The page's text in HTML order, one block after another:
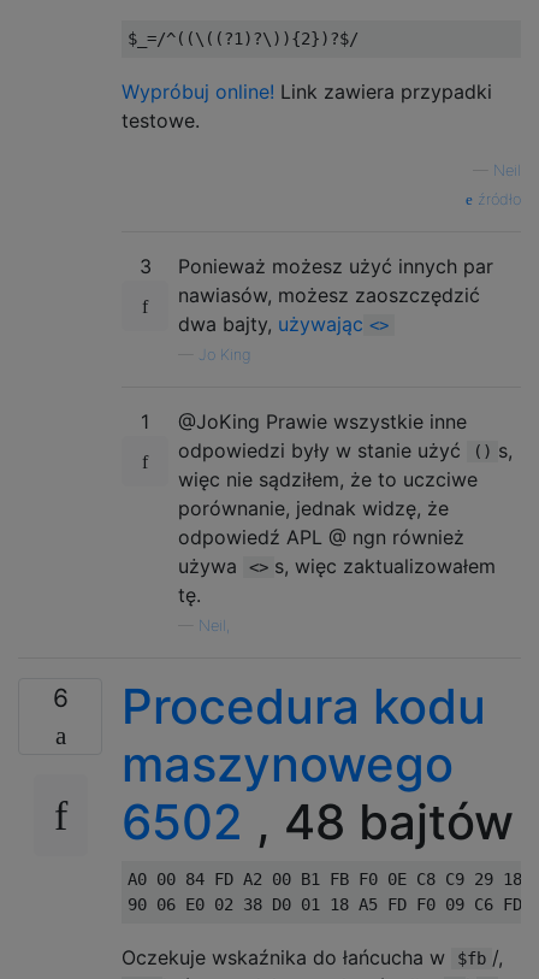
$_ =/^((\((?1)?\)){2})?$/
Wypróbuj online! Link zawiera przypadki
testowe.
Neil
źródło
3
Ponieważ możesz użyć innych par
nawiasów, możesz zaoszczędzić
dwa bajty, używając <>
Jo King
1
@JoKing Prawie wszystkie inne
odpowiedzi były w stanie użyć
() s,
więc nie sądziłem, że to uczciwe
porównanie, jednak widzę, że
odpowiedź APL @ ngn również
używa
<> s, więc zaktualizowałem
tę.
Neil,
6
Procedura kodu
maszynowego
6502 , 48 bajtów
A0 00 84 FD A2 00 B1 FB F0 0E C8 C9 29 18
Oczekuje wskaźnika do łańcucha w $fb /,